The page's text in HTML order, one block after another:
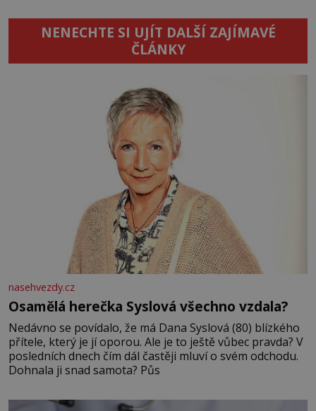
NENECHTE SI UJÍT DALŠÍ ZAJÍMAVÉ
ČLÁNKY
nasehvezdy.cz
Osamělá herečka Syslová všechno vzdala?
Nedávno se povídalo, že má Dana Syslová (80) blízkého
přítele, který je jí oporou. Ale je to ještě vůbec pravda? V
posledních dnech čím dál častěji mluví o svém odchodu.
Dohnala ji snad samota? Půs